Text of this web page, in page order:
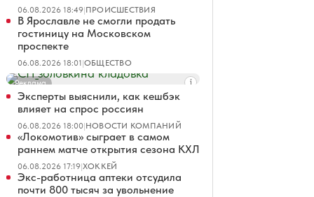
06.08.2026 18:49|ПРОИСШЕСТВИЯ
В Ярославле не смогли продать
гостиницу на Московском
проспекте
06.08.2026 18:01|ОБЩЕСТВО
Реклама
Эксперты выяснили, как кешбэк
влияет на спрос россиян
06.08.2026 18:00|НОВОСТИ КОМПАНИЙ
«Локомотив» сыграет в самом
раннем матче открытия сезона КХЛ
06.08.2026 17:19|ХОККЕЙ
Экс-работница аптеки отсудила
почти 800 тысяч за увольнение